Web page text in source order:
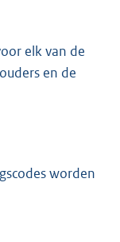
elk van de
en de
worden